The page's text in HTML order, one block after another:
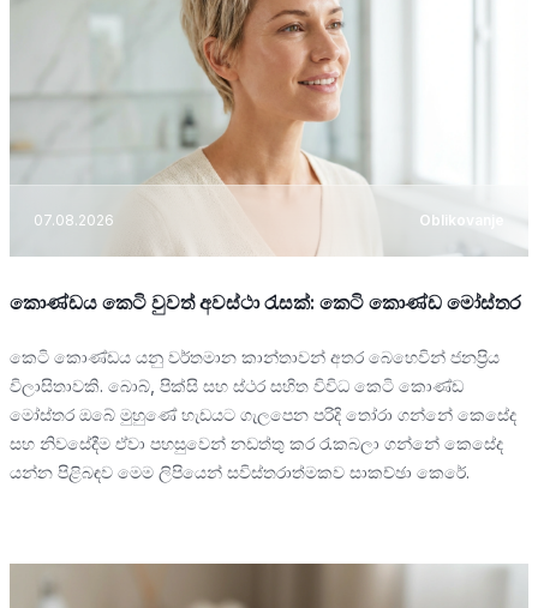
07.08.2026 Oblikovanje
කොණ්ඩය කෙටි වුවත් අවස්ථා රැසක්: කෙටි කොණ්ඩ මෝස්තර
කෙටි කොණ්ඩය යනු වර්තමාන කාන්තාවන් අතර බෙහෙවින් ජනප්‍රිය
විලාසිතාවකි. බොබ්, පික්සි සහ ස්ථර සහිත විවිධ කෙටි කොණ්ඩ
මෝස්තර ඔබේ මුහුණේ හැඩයට ගැලපෙන පරිදි තෝරා ගන්නේ කෙසේද
සහ නිවසේදීම ඒවා පහසුවෙන් නඩත්තු කර රැකබලා ගන්නේ කෙසේද
යන්න පිළිබඳව මෙම ලිපියෙන් සවිස්තරාත්මකව සාකච්ඡා කෙරේ.